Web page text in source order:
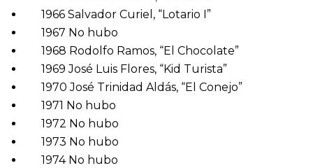
1966 Salvador Curiel, “Lotario I”
1967 No hubo
1968 Rodolfo Ramos, “El Chocolate”
1969 José Luis Flores, “Kid Turista”
1970 José Trinidad Aldás, “El Conejo”
1971 No hubo
1972 No hubo
1973 No hubo
1974 No hubo